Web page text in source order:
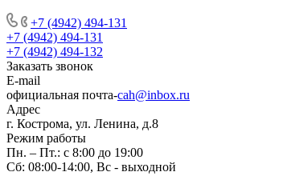
+7 (4942) 494-131
+7 (4942) 494-131
+7 (4942) 494-132
Заказать звонок
E-mail
официальная почта-cah@inbox.ru
Адрес
г. Кострома, ул. Ленина, д.8
Режим работы
Пн. – Пт.: с 8:00 до 19:00
Сб: 08:00-14:00, Вс - выходной